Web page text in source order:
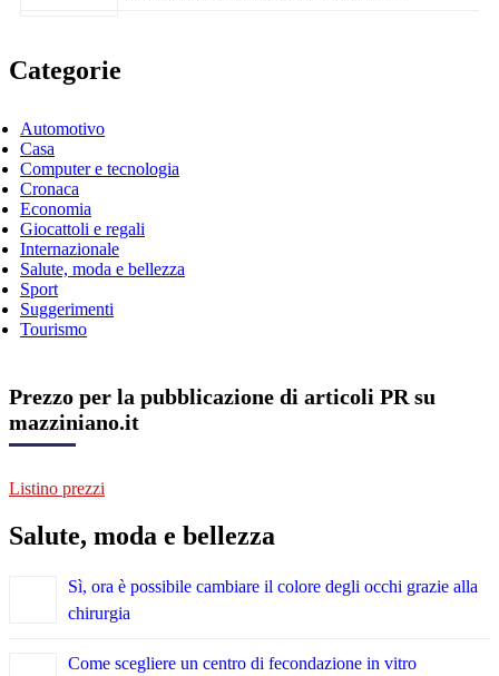
Categorie
Automotivo
Casa
Computer e tecnologia
Cronaca
Economia
Giocattoli e regali
Internazionale
Salute, moda e bellezza
Sport
Suggerimenti
Tourismo
Prezzo per la pubblicazione di articoli PR su
mazziniano.it
Listino prezzi
Salute, moda e bellezza
Sì, ora è possibile cambiare il colore degli occhi grazie alla
chirurgia
Come scegliere un centro di fecondazione in vitro